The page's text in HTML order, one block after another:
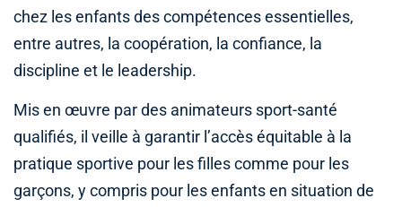
chez les enfants des compétences essentielles,
entre autres, la coopération, la confiance, la
discipline et le leadership.
Mis en œuvre par des animateurs sport-santé
qualifiés, il veille à garantir l’accès équitable à la
pratique sportive pour les filles comme pour les
garçons, y compris pour les enfants en situation de